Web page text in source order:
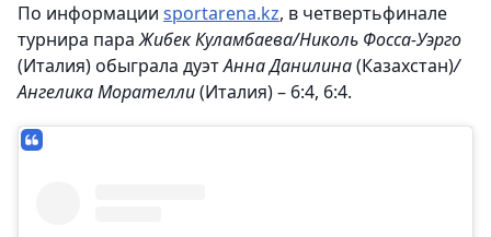
По информации sportarena.kz, в четвертьфинале
турнира параЖибек Куламбаева/Николь Фосса-Уэрго
(Италия) обыграла дуэтАнна Данилина(Казахстан)/
Ангелика Морателли(Италия) – 6:4, 6:4.